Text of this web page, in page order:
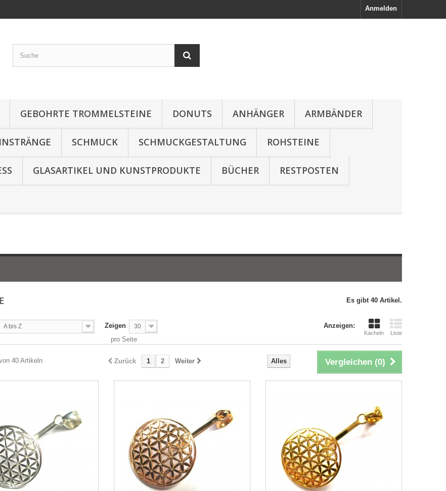
Anmelden
GEBOHRTE TROMMELSTEINE DONUTS ANHÄNGER ARMBÄNDER
SCHMUCK SCHMUCKGESTALTUNG ROHSTEINE
GLASARTIKEL UND KUNSTPRODUKTE BÜCHER RESTPOSTEN
Es gibt 40 Artikel.
Anzeigen:
Kacheln Liste
A bis Z Zeigen 30
pro Seite
Vergleichen (0)
Alles
Zurück 1 2 Weiter
40 Artikeln